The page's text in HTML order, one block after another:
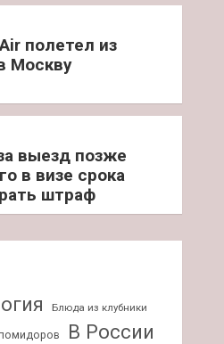
полетел из
Москву
выезд позже
в визе срока
штраф
Блюда из клубники
В России